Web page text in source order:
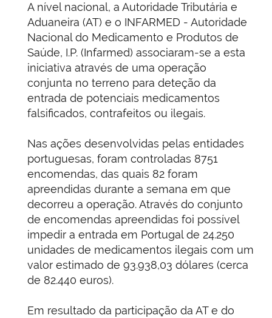
A nível nacional, a Autoridade Tributária e
Aduaneira (AT) e o INFARMED - Autoridade
Nacional do Medicamento e Produtos de
Saúde, I.P. (Infarmed) associaram-se a esta
iniciativa através de uma operação
conjunta no terreno para deteção da
entrada de potenciais medicamentos
falsificados, contrafeitos ou ilegais.
Nas ações desenvolvidas pelas entidades
portuguesas, foram controladas 8751
encomendas, das quais 82 foram
apreendidas durante a semana em que
decorreu a operação. Através do conjunto
de encomendas apreendidas foi possível
impedir a entrada em Portugal de 24.250
unidades de medicamentos ilegais com um
valor estimado de 93.938,03 dólares (cerca
de 82.440 euros).
Em resultado da participação da AT e do